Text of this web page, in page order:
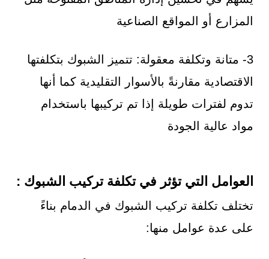
المزارع أو المواقع الصناعية
3- متانة وتكلفة معقولة: تتميز الشبوك بتكلفتها
الاقتصادية مقارنةً بالأسوار التقليدية كما أنها
تدوم لفترات طويلة إذا تم تركيبها باستخدام
مواد عالية الجودة
العوامل التي تؤثر في تكلفة تركيب الشبوك :
تختلف تكلفة تركيب الشبوك في الدمام بناءً
على عدة عوامل منها: